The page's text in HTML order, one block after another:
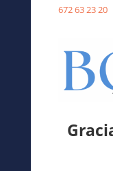
672 63 23 20